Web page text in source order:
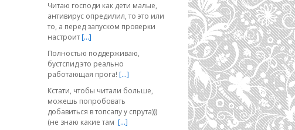
Читаю господи как дети малые,
антивирус опредилил, то это или
то, а перед запуском проверки
настроит[…]
Полностью поддерживаю,
бустспид это реально
работающая прога! […]
Кстати, чтобы читали больше,
можешь попробовать
добавиться в топсапу у спрута)))
(не знаю какие там […]